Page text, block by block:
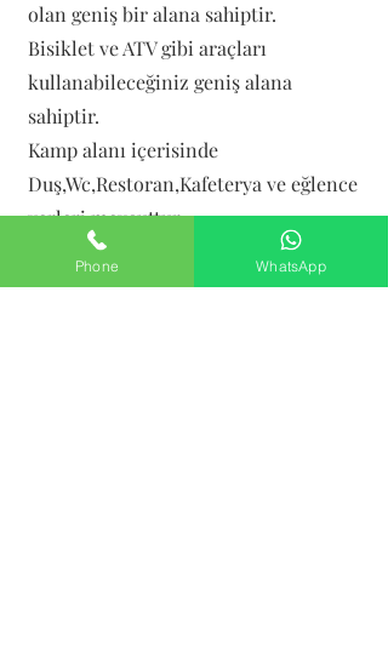
olan geniş bir alana sahiptir.
Bisiklet ve ATV gibi araçları
kullanabileceğiniz geniş alana
sahiptir.
Kamp alanı içerisinde
Duş,Wc,Restoran,Kafeterya ve eğlence
yerleri mevcuttur.
Phone WhatsApp